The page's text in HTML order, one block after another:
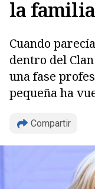
la familia
Cuando
dentro del
una fase
pequeña ha
Compartir